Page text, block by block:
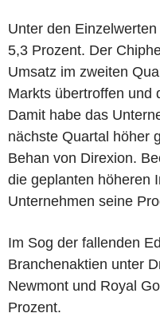
Unter den
5,3 Prozent. Der
Umsatz im zweiten
Markts übertroffen und
Damit habe das
nächste Quartal höher
Behan von Direxion.
die geplanten höheren
Unternehmen seine
Im Sog der fallenden
Branchenaktien unter
Newmont und Royal
Prozent.